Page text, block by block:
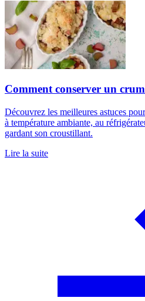
Comment conserver un
Découvrez les meilleures astuces
à température ambiante, au
gardant son croustillant.
Lire la suite